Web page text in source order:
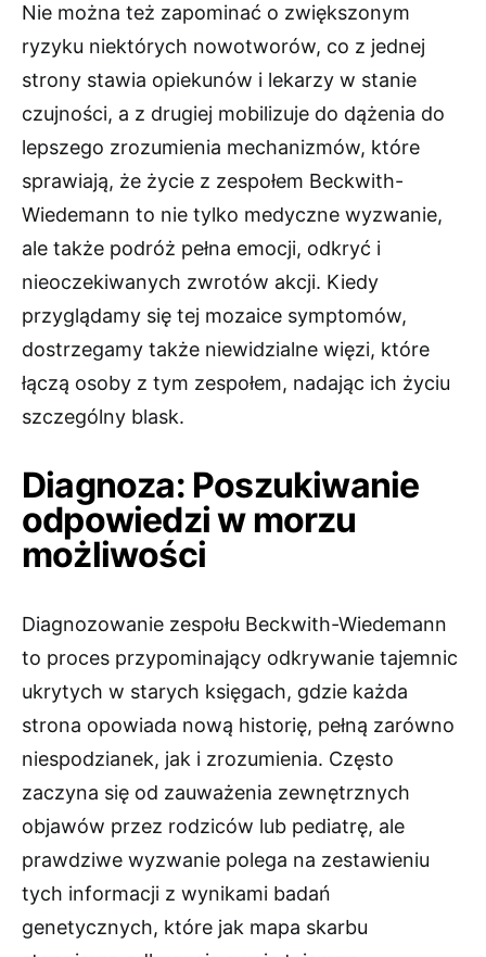
Nie można też zapominać o zwiększonym
ryzyku niektórych nowotworów, co z jednej
strony stawia opiekunów i lekarzy w stanie
czujności, a z drugiej mobilizuje do dążenia do
lepszego zrozumienia mechanizmów, które
sprawiają, że życie z zespołem Beckwith-
Wiedemann to nie tylko medyczne wyzwanie,
ale także podróż pełna emocji, odkryć i
nieoczekiwanych zwrotów akcji. Kiedy
przyglądamy się tej mozaice symptomów,
dostrzegamy także niewidzialne więzi, które
łączą osoby z tym zespołem, nadając ich życiu
szczególny blask.
Diagnoza: Poszukiwanie
odpowiedzi w morzu
możliwości
Diagnozowanie zespołu Beckwith-Wiedemann
to proces przypominający odkrywanie tajemnic
ukrytych w starych księgach, gdzie każda
strona opowiada nową historię, pełną zarówno
niespodzianek, jak i zrozumienia. Często
zaczyna się od zauważenia zewnętrznych
objawów przez rodziców lub pediatrę, ale
prawdziwe wyzwanie polega na zestawieniu
tych informacji z wynikami badań
genetycznych, które jak mapa skarbu